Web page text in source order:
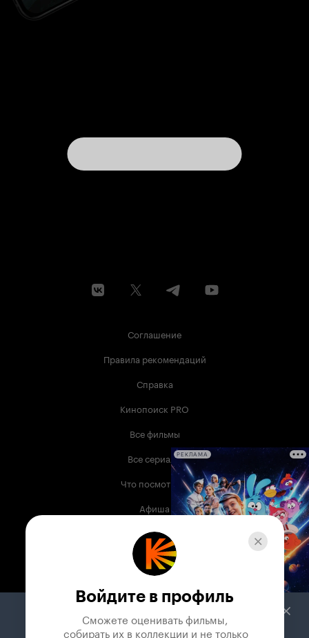
Соглашение
Правила рекомендаций
Справка
Кинопоиск PRO
Все фильмы
Все сериалы
Что посмотреть
Афиша
Музыка
Телепрограмма
Служба поддержки
РЕКЛАМА
Войдите в профиль
Сможете оценивать фильмы,
собирать их в коллекции и не только